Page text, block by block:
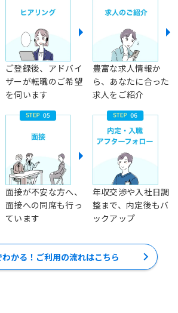
ご登録後、アドバイ
ザーが転職のご希望
を伺います
豊富な求人情報か
ら、あなたに合った
求人をご紹介
面接が不安な方へ、
面接への同席も行っ
ています
年収交渉や入社日調
整まで、内定後もバ
ックアップ
かる！ご利用の流れはこちら